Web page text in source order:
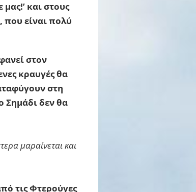
και στους
είναι πολύ
στον
κραυγές θα
στη
Σημάδι δεν θα
μαραίνεται και
τις Φτερούγες